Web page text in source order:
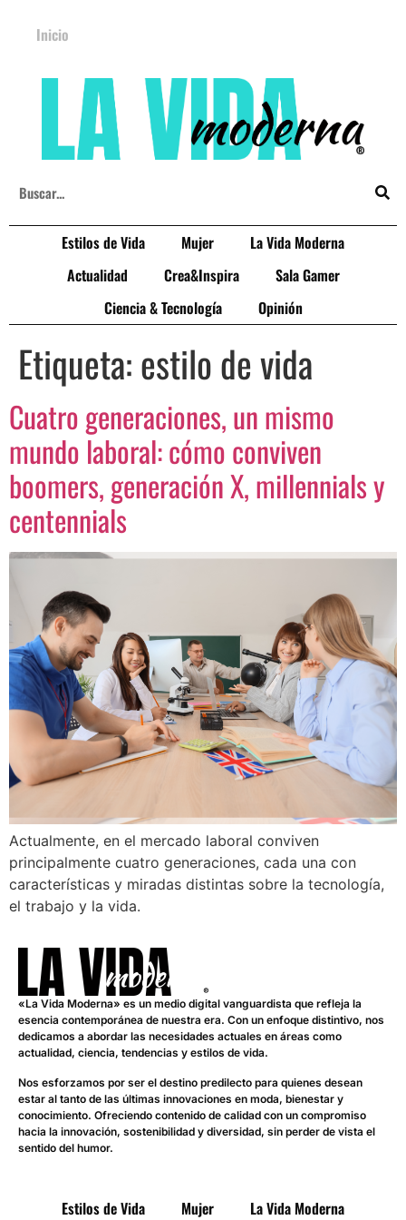
Inicio
Estilos de Vida Mujer
La Vida Moderna
Actualidad
Crea&Inspira
Sala Gamer
Ciencia & Tecnología
Opinión
Etiqueta:estilo de vida
Cuatro generaciones, un mismo
mundo laboral: cómo conviven
boomers, generación X, millennials y
centennials
Actualmente, en el mercado laboral conviven
principalmente cuatro generaciones, cada una con
características y miradas distintas sobre la tecnología,
el trabajo y la vida.
«La Vida Moderna» es un medio digital vanguardista que refleja la
esencia contemporánea de nuestra era. Con un enfoque distintivo, nos
dedicamos a abordar las necesidades actuales en áreas como
actualidad, ciencia, tendencias y estilos de vida.
Nos esforzamos por ser el destino predilecto para quienes desean
estar al tanto de las últimas innovaciones en moda, bienestar y
conocimiento. Ofreciendo contenido de calidad con un compromiso
hacia la innovación, sostenibilidad y diversidad, sin perder de vista el
sentido del humor.
Estilos de Vida Mujer La Vida Moderna